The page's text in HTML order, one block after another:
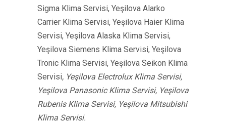
Sigma Klima Servisi, Yeşilova Alarko
Carrier Klima Servisi, Yeşilova Haier Klima
Servisi, Yeşilova Alaska Klima Servisi,
Yeşilova Siemens Klima Servisi, Yeşilova
Tronic Klima Servisi, Yeşilova Seikon Klima
Servisi, Yeşilova Electrolux Klima Servisi,
Yeşilova Panasonic Klima Servisi, Yeşilova
Rubenis Klima Servisi, Yeşilova Mitsubishi
Klima Servisi.